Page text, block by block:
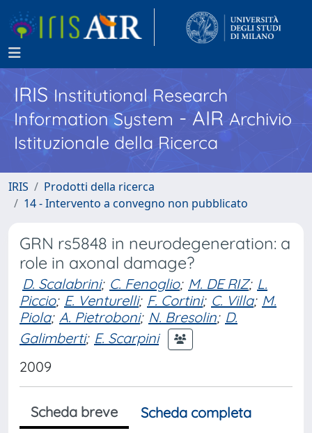
IRISInstitutional Research
Information System - AIR Archivio
Istituzionale della Ricerca
IRIS
Prodotti della ricerca
14 - Intervento a convegno non pubblicato
GRN rs5848 in neurodegeneration: a
role in axonal damage?
D. Scalabrini; C. Fenoglio; M. DE RIZ; L.
Piccio; E. Venturelli; F. Cortini; C. Villa; M.
Piola; A. Pietroboni; N. Bresolin; D.
Galimberti; E. Scarpini
2009
Scheda breve
Scheda completa